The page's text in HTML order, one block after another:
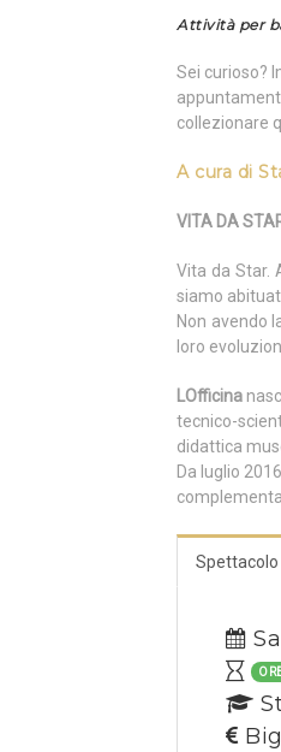
Attività per
Sei curioso?
collezionare
A cura di
VITA DA
Vita da Star.
siamo
Non avendo
loro
LOfficina
tecnico-
didattica
Da luglio
Spettacolo